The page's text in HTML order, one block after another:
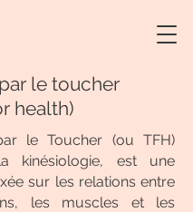
le toucher
health)
le Toucher (ou TFH)
kinésiologie, est une
sur les relations entre
les muscles et les